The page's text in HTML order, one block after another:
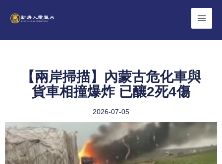
【兩岸掃描】內蒙古危化車與
貨車相撞爆炸 已釀2死4傷
2026-07-05